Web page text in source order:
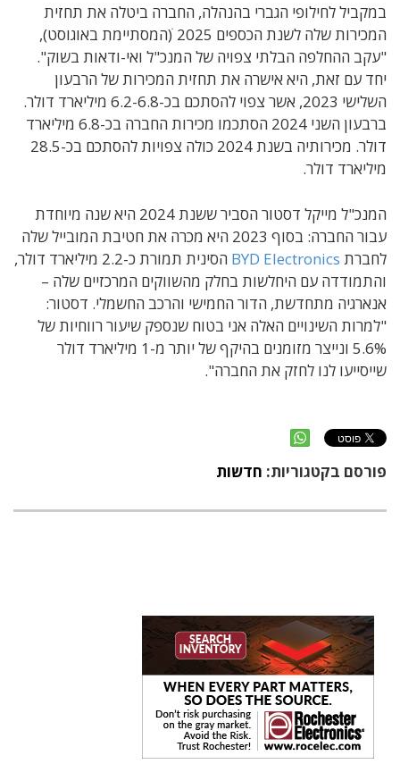
במקביל לחילופי הגברי בהנהלה, החברה ביטלה את תחזית
המכירות שלה לשנת הכספים 2025 ׁ(המסתיימת באוגוסט),
"עקב ההחלפה הבלתי צפויה של המנכ"ל ואי-ודאות בשוק".
יחד עם זאת, היא אישרה את תחזית המכירות של הרבעון
השלישי 2023, אשר צפוי להסתכם בכ-6.2-6.8 מיליארד דולר.
ברבעון השני 2024 הסתכמו מכירות החברה בכ-6.8 מיליארד
דולר. מכירותיה בשנת 2024 כולה צפויות להסתכם בכ-28.5
מיליארד דולר.
המנכ"ל מייקל דסטור הסביר ששנת 2024 היא שנה מיוחדת
עבור החברה: בסוף 2023 היא מכרה את חטיבת המובייל שלה
לחברת BYD Electronics
הסינית תמורת כ-2.2 מיליארד דולר,
והתמודדה עם היחלשות בחלק מהשווקים המרכזיים שלה –
אנארגיה מתחדשת, הדור החמישי והרכב החשמלי. דסטור:
"למרות השינויים האלה אני בטוח שנספק שיעור רווחיות של
5.6% ונייצר מזומנים בהיקף של יותר מ-1 מיליארד דולר
שייסייעו לנו לחזק את החברה".
פורסם בקטגוריות: חדשות